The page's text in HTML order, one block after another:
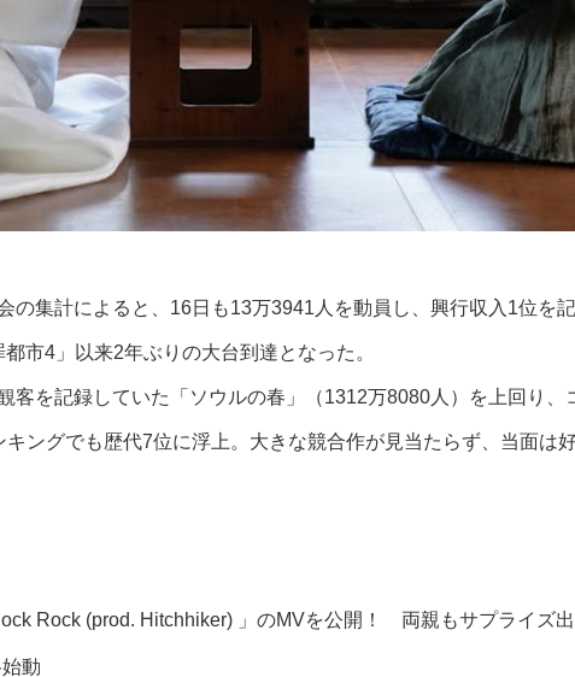
集計によると、16日も13万3941人を動員し、興行収入1位を
市4」以来2年ぶりの大台到達となった。
を記録していた「ソウルの春」（1312万8080人）を上回り、
ングでも歴代7位に浮上。大きな競合作が見当たらず、当面は
Rock (prod. Hitchhiker) 」のMVを公開！ 両親もサプライズ
動